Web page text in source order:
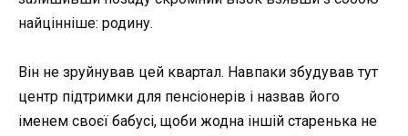
найцінніше: родину.
Він не зруйнував цей квартал. Навпаки збудував тут
центр підтримки для пенсіонерів і назвав його
іменем своєї бабусі, щоби жодна іншій старенька не